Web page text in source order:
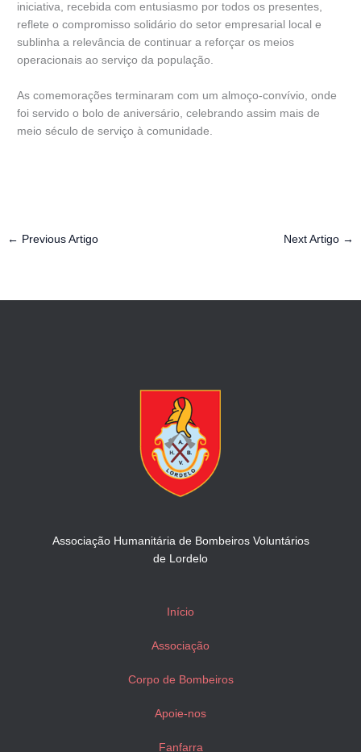
iniciativa, recebida com entusiasmo por todos os presentes,
reflete o compromisso solidário do setor empresarial local e
sublinha a relevância de continuar a reforçar os meios
operacionais ao serviço da população.
As comemorações terminaram com um almoço-convívio, onde
foi servido o bolo de aniversário, celebrando assim mais de
meio século de serviço à comunidade.
← Previous Artigo Next Artigo →
Associação Humanitária de Bombeiros Voluntários
de Lordelo
Início
Associação
Corpo de Bombeiros
Apoie-nos
Fanfarra